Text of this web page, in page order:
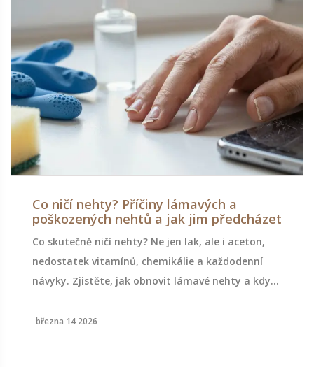
Co ničí nehty? Příčiny lámavých a
poškozených nehtů a jak jim předcházet
Co skutečně ničí nehty? Ne jen lak, ale i aceton,
nedostatek vitamínů, chemikálie a každodenní
návyky. Zjistěte, jak obnovit lámavé nehty a kdy
března 14 2026